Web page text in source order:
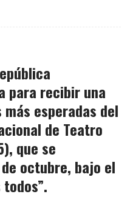
para recibir una
esperadas del
de Teatro
que se
octubre, bajo el